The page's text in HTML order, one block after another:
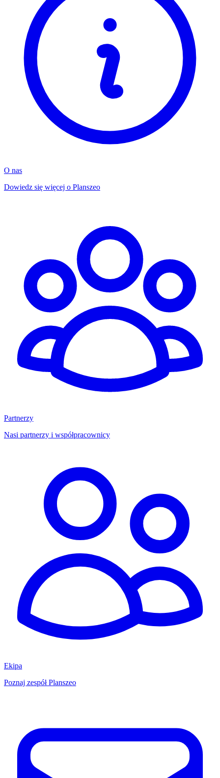
O nas
Dowiedz się więcej o Planszeo
Partnerzy
Nasi partnerzy i współpracownicy
Ekipa
Poznaj zespół Planszeo